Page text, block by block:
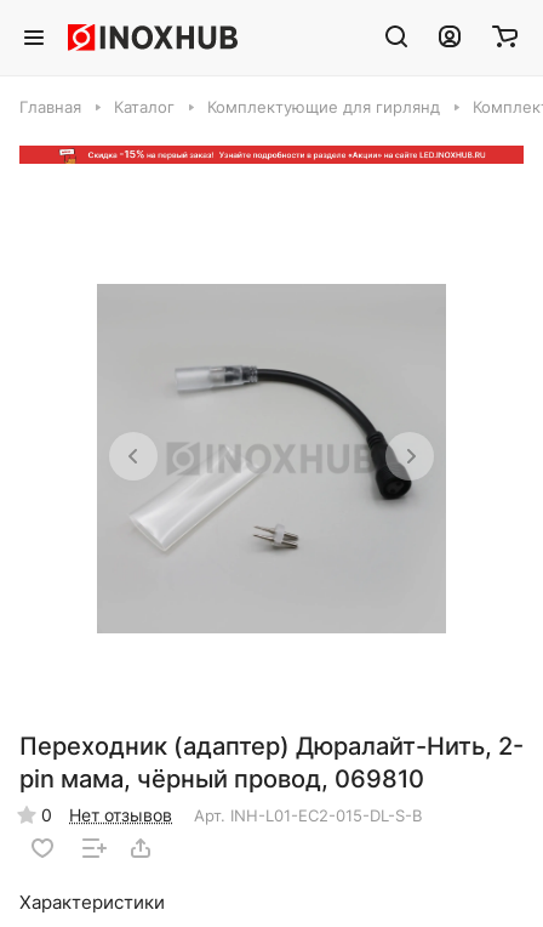
Главная Каталог Комплектующие для гирлянд
Переходник (адаптер) Дюралайт-Нить, 2-
pin мама, чёрный провод, 069810
0 Нет отзывов Арт. INH-L01-EC2-015-DL-S-B
Характеристики